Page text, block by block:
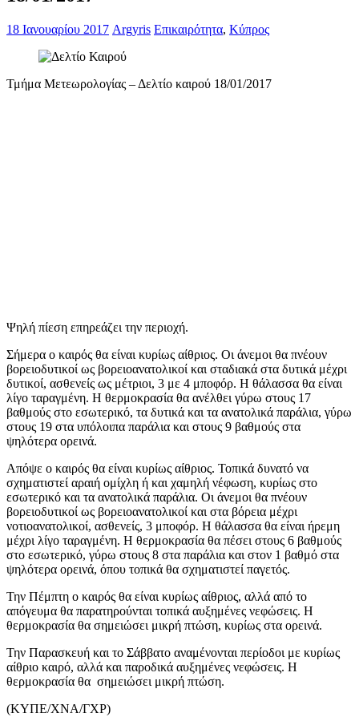
18 Ιανουαρίου 2017 Argyris Επικαιρότητα, Κύπρος
Τμήμα Μετεωρολογίας – Δελτίο καιρού 18/01/2017
Ψηλή πίεση επηρεάζει την περιοχή.
Σήμερα ο καιρός θα είναι κυρίως αίθριος. Οι άνεμοι θα πνέουν
βορειοδυτικοί ως βορειοανατολικοί και σταδιακά στα δυτικά μέχρι
δυτικοί, ασθενείς ως μέτριοι, 3 με 4 μποφόρ. Η θάλασσα θα είναι
λίγο ταραγμένη. Η θερμοκρασία θα ανέλθει γύρω στους 17
βαθμούς στο εσωτερικό, τα δυτικά και τα ανατολικά παράλια, γύρω
στους 19 στα υπόλοιπα παράλια και στους 9 βαθμούς στα
ψηλότερα ορεινά.
Απόψε ο καιρός θα είναι κυρίως αίθριος. Τοπικά δυνατό να
σχηματιστεί αραιή ομίχλη ή και χαμηλή νέφωση, κυρίως στο
εσωτερικό και τα ανατολικά παράλια. Οι άνεμοι θα πνέουν
βορειοδυτικοί ως βορειοανατολικοί και στα βόρεια μέχρι
νοτιοανατολικοί, ασθενείς, 3 μποφόρ. Η θάλασσα θα είναι ήρεμη
μέχρι λίγο ταραγμένη. Η θερμοκρασία θα πέσει στους 6 βαθμούς
στο εσωτερικό, γύρω στους 8 στα παράλια και στον 1 βαθμό στα
ψηλότερα ορεινά, όπου τοπικά θα σχηματιστεί παγετός.
Την Πέμπτη ο καιρός θα είναι κυρίως αίθριος, αλλά από το
απόγευμα θα παρατηρούνται τοπικά αυξημένες νεφώσεις. Η
θερμοκρασία θα σημειώσει μικρή πτώση, κυρίως στα ορεινά.
Την Παρασκευή και το Σάββατο αναμένονται περίοδοι με κυρίως
αίθριο καιρό, αλλά και παροδικά αυξημένες νεφώσεις. Η
θερμοκρασία θα σημειώσει μικρή πτώση.
(ΚΥΠΕ/ΧΝΑ/ΓΧΡ)